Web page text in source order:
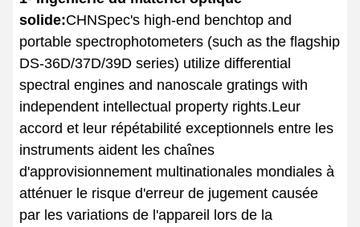
solide:CHNSpec's high-end benchtop and
portable spectrophotometers (such as the flagship
DS-36D/37D/39D series) utilize differential
spectral engines and nanoscale gratings with
independent intellectual property rights.Leur
accord et leur répétabilité exceptionnels entre les
instruments aident les chaînes
d'approvisionnement multinationales mondiales à
atténuer le risque d'erreur de jugement causée
par les variations de l'appareil lors de la